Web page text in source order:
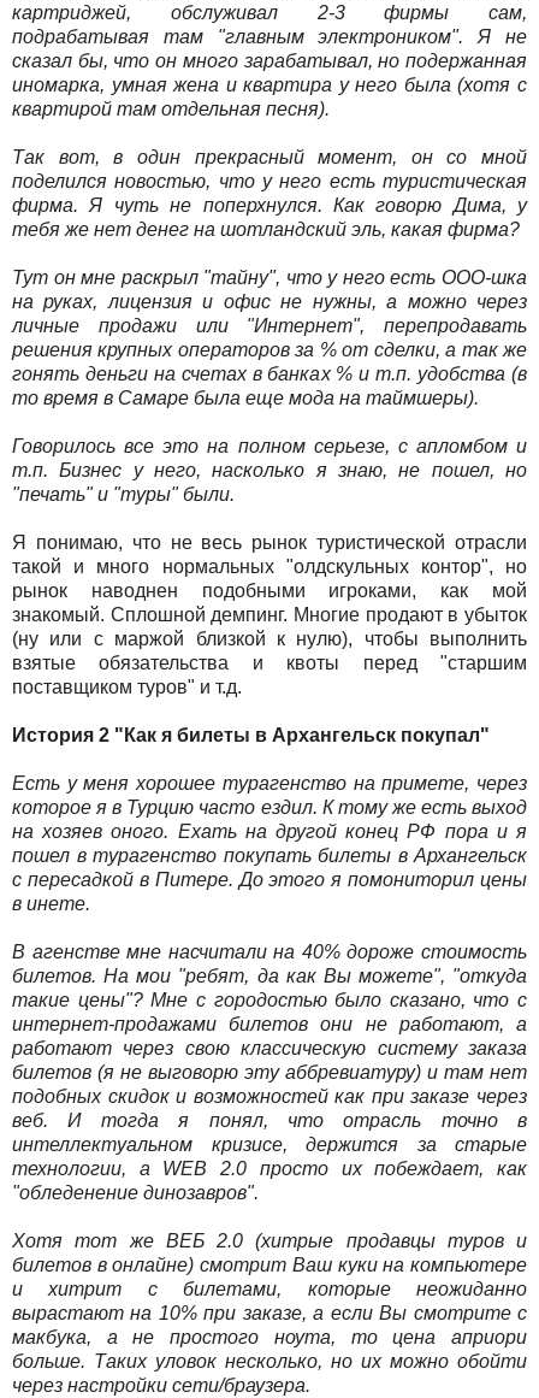
картриджей, обслуживал 2-3 фирмы сам,
подрабатывая там "главным электроником". Я не
сказал бы, что он много зарабатывал, но подержанная
иномарка, умная жена и квартира у него была (хотя с
квартирой там отдельная песня).
Так вот, в один прекрасный момент, он со мной
поделился новостью, что у него есть туристическая
фирма. Я чуть не поперхнулся. Как говорю Дима, у
тебя же нет денег на шотландский эль, какая фирма?
Тут он мне раскрыл "тайну", что у него есть ООО-шка
на руках, лицензия и офис не нужны, а можно через
личные продажи или "Интернет", перепродавать
решения крупных операторов за % от сделки, а так же
гонять деньги на счетах в банках % и т.п. удобства (в
то время в Самаре была еще мода на таймшеры).
Говорилось все это на полном серьезе, с апломбом и
т.п. Бизнес у него, насколько я знаю, не пошел, но
"печать" и "туры" были.
Я понимаю, что не весь рынок туристической отрасли
такой и много нормальных "олдскульных контор", но
рынок наводнен подобными игроками, как мой
знакомый. Сплошной демпинг. Многие продают в убыток
(ну или с маржой близкой к нулю), чтобы выполнить
взятые обязательства и квоты перед "старшим
поставщиком туров" и т.д.
История 2 "Как я билеты в Архангельск покупал"
Есть у меня хорошее турагенство на примете, через
которое я в Турцию часто ездил. К тому же есть выход
на хозяев оного. Ехать на другой конец РФ пора и я
пошел в турагенство покупать билеты в Архангельск
с пересадкой в Питере. До этого я помониторил цены
в инете.
В агенстве мне насчитали на 40% дороже стоимость
билетов. На мои "ребят, да как Вы можете", "откуда
такие цены"? Мне с городостью было сказано, что с
интернет-продажами билетов они не работают, а
работают через свою классическую систему заказа
билетов (я не выговорю эту аббревиатуру) и там нет
подобных скидок и возможностей как при заказе через
веб. И тогда я понял, что отрасль точно в
интеллектуальном кризисе, держится за старые
технологии, а WEB 2.0 просто их побеждает, как
"обледенение динозавров".
Хотя тот же ВЕБ 2.0 (хитрые продавцы туров и
билетов в онлайне) смотрит Ваш куки на компьютере
и хитрит с билетами, которые неожиданно
вырастают на 10% при заказе, а если Вы смотрите с
макбука, а не простого ноута, то цена априори
больше. Таких уловок несколько, но их можно обойти
через настройки сети/браузера.